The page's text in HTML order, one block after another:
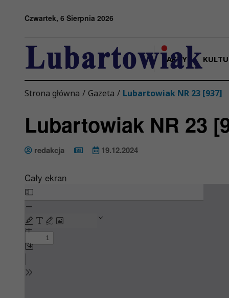
Czwartek, 6 Sierpnia 2026
FAKTY
Strona główna / Gazeta / Lubartowiak NR 23 [937]
Lubartowiak NR 23
redakcja 19.12.2024
Cały ekran
Skip
to
PDF
content